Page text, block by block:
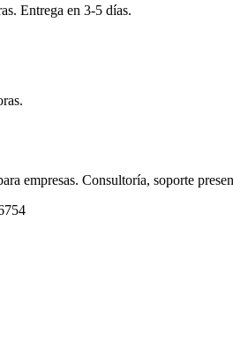
Entrega en 3-5 días.
empresas. Consultoría, soporte